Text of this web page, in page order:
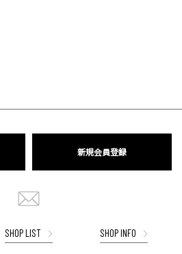
新規会員登録
SHOP LIST SHOP INFO